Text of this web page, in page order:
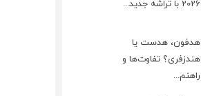
2026 با تراشه جدید...
هدفون، هدست یا
هندزفری؟ تفاوت‌ها و
راهنم...